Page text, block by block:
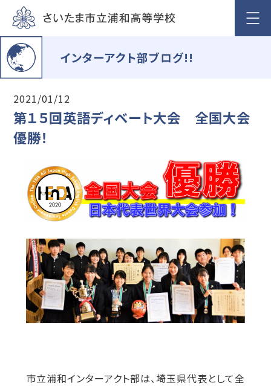
インターアクト部ブログ!!
2021/01/12
第１５回英語ディベート大会 全国大会
優勝！
市立浦和インターアクト部は、埼玉県代表として全